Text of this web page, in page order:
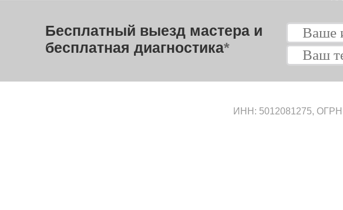
Бесплатный выезд мастера и
бесплатная диагностика*
ИНН: 5012081275, ОГРН: